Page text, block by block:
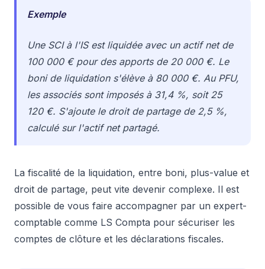
Exemple
Une SCI à l'IS est liquidée avec un actif net de
100 000 € pour des apports de 20 000 €. Le
boni de liquidation s'élève à 80 000 €. Au PFU,
les associés sont imposés à 31,4 %, soit 25
120 €. S'ajoute le droit de partage de 2,5 %,
calculé sur l'actif net partagé.
La fiscalité de la liquidation, entre boni, plus-value et
droit de partage, peut vite devenir complexe. Il est
possible de vous faire accompagner par un expert-
comptable comme LS Compta pour sécuriser les
comptes de clôture et les déclarations fiscales.